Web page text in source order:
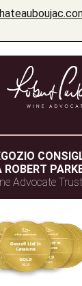
ROBERT
Advocate